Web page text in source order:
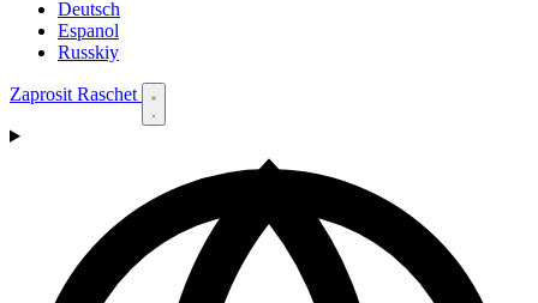
Deutsch
Espanol
Russkiy
Zaprosit Raschet